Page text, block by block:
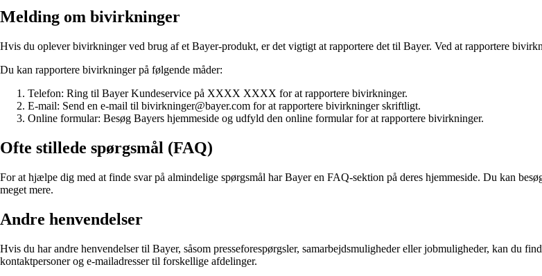
Melding om bivirkninger
Hvis du oplever bivirkninger ved brug af et Bayer-produkt, er det vigtigt at rapportere det til Bayer. Ved at rapportere
Du kan rapportere bivirkninger på følgende måder:
Telefon: Ring til Bayer Kundeservice på XXXX XXXX for at rapportere bivirkninger.
E-mail: Send en e-mail til bivirkninger@bayer.com for at rapportere bivirkninger skriftligt.
Online formular: Besøg Bayers hjemmeside og udfyld den online formular for at rapportere bivirkninger.
Ofte stillede spørgsmål (FAQ)
For at hjælpe dig med at finde svar på almindelige spørgsmål har Bayer en FAQ-sektion på deres hjemmeside. Du kan
meget mere.
Andre henvendelser
Hvis du har andre henvendelser til Bayer, såsom presseforespørgsler, samarbejdsmuligheder eller jobmuligheder, kan du
kontaktpersoner og e-mailadresser til forskellige afdelinger.